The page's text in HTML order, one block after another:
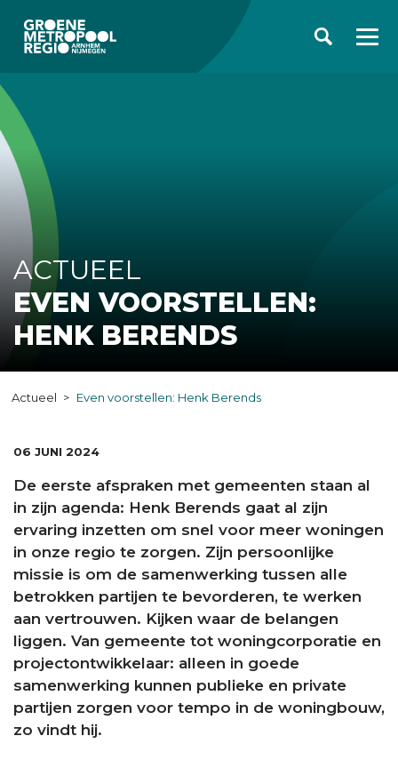
ACTUEEL
EVEN VOORSTELLEN:
HENK BERENDS
Actueel Even voorstellen: Henk Berends
DATUM:
06 JUNI 2024
De eerste afspraken met gemeenten staan al
in zijn agenda: Henk Berends gaat al zijn
ervaring inzetten om snel voor meer woningen
in onze regio te zorgen. Zijn persoonlijke
missie is om de samenwerking tussen alle
betrokken partijen te bevorderen, te werken
aan vertrouwen. Kijken waar de belangen
liggen. Van gemeente tot woningcorporatie en
projectontwikkelaar: alleen in goede
samenwerking kunnen publieke en private
partijen zorgen voor tempo in de woningbouw,
zo vindt hij.